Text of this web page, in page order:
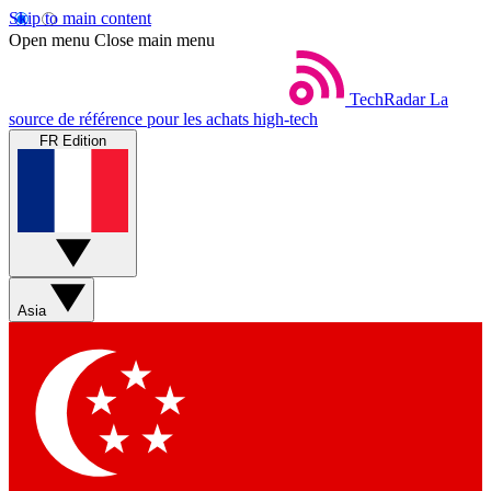
Skip to main content
Open menu Close main menu
TechRadar La
source de référence pour les achats high-tech
FR Edition
Asia